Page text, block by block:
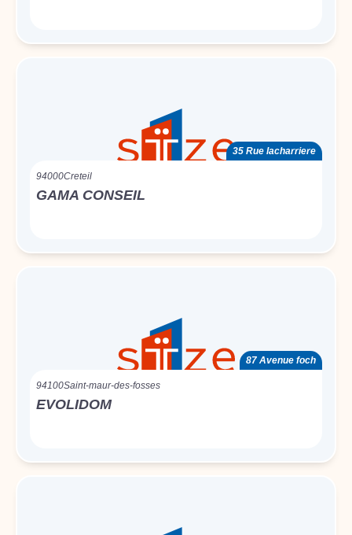
35 Rue lacharriere
94000Creteil
GAMA CONSEIL
87 Avenue foch
94100Saint-maur-des-fosses
EVOLIDOM